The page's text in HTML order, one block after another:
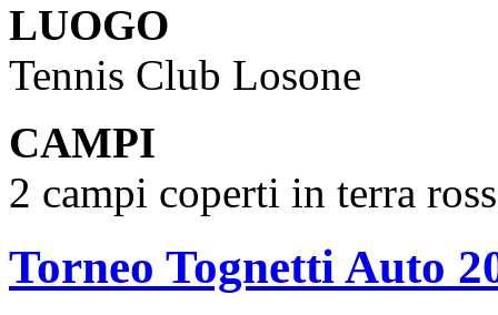
LUOGO
Tennis Club Losone
CAMPI
2 campi coperti in terra
Torneo Tognetti Auto